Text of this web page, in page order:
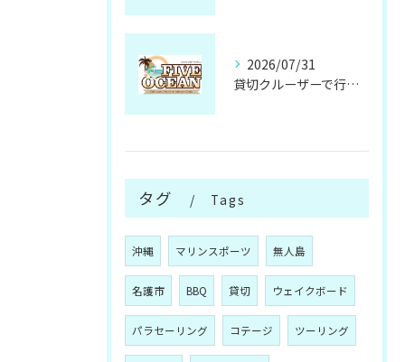
2026/07/31
貸切クルーザーで行く無人島の魅力と楽しみ方
タグ Tags
沖縄 マリンスポーツ 無人島
名護市 BBQ 貸切 ウェイクボード
パラセーリング コテージ ツーリング